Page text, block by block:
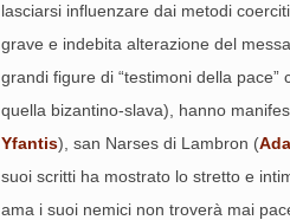
lasciarsi influenzare dai metodi
grave e indebita alterazione del
grandi figure di “testimoni della
quella bizantino-slava), hanno
Yfantis), san Narses di Lambron (
suoi scritti ha mostrato lo stretto e
ama i suoi nemici non troverà mai